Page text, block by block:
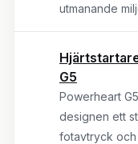
utmanande
G5
Powerheart
designen ett
fotavtryck och